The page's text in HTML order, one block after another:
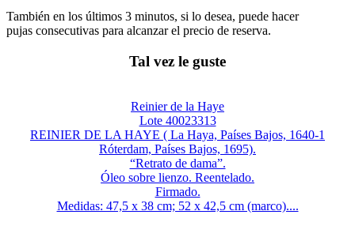
También en los últimos 3 minutos, si lo desea, puede hacer
pujas consecutivas para alcanzar el precio de reserva.
Tal vez le guste
Reinier de la Haye
Lote 40023313
REINIER DE LA HAYE ( La Haya, Países Bajos, 1640-1
Róterdam, Países Bajos, 1695).
“Retrato de dama”.
Óleo sobre lienzo. Reentelado.
Firmado.
Medidas: 47,5 x 38 cm; 52 x 42,5 cm (marco)....